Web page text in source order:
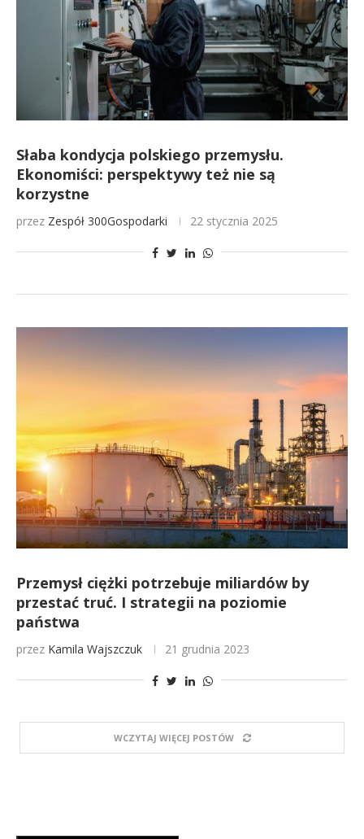
Słaba kondycja polskiego przemysłu.
Ekonomiści: perspektywy też nie są
korzystne
przez Zespół 300Gospodarki 22 stycznia 2025
Przemysł ciężki potrzebuje miliardów by
przestać truć. I strategii na poziomie
państwa
przez Kamila Wajszczuk 21 grudnia 2023
WCZYTAJ WIĘCEJ POSTÓW